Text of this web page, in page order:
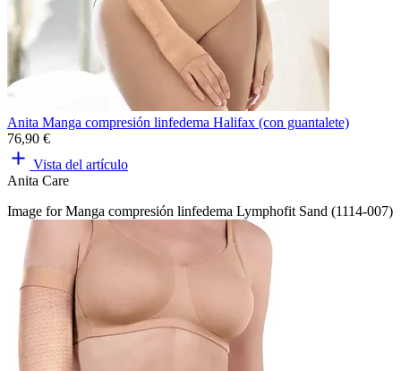
Anita Manga compresión linfedema Halifax (con guantalete)
76,90 €
Vista del artículo
Anita Care
Image for Manga compresión linfedema Lymphofit Sand (1114-007)